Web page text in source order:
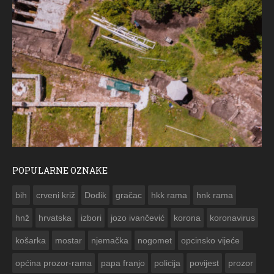
POPULARNE OZNAKE
bih crveni križ Dodik gračac hkk rama hnk rama
hnž hrvatska izbori jozo ivančević korona koronavirus
košarka mostar njemačka nogomet opcinsko vijeće
općina prozor-rama papa franjo policija povijest prozor